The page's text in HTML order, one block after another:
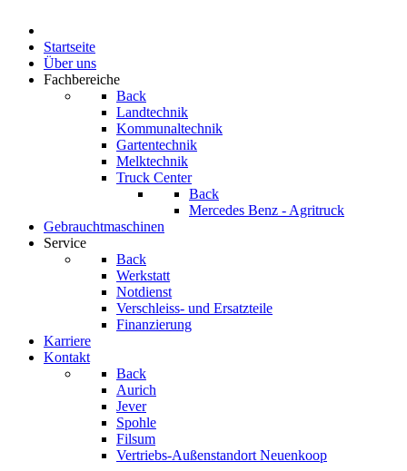
Startseite
Über uns
Fachbereiche
Back
Landtechnik
Kommunaltechnik
Gartentechnik
Melktechnik
Truck Center
Back
Mercedes Benz - Agritruck
Gebrauchtmaschinen
Service
Back
Werkstatt
Notdienst
Verschleiss- und Ersatzteile
Finanzierung
Karriere
Kontakt
Back
Aurich
Jever
Spohle
Filsum
Vertriebs-Außenstandort Neuenkoop